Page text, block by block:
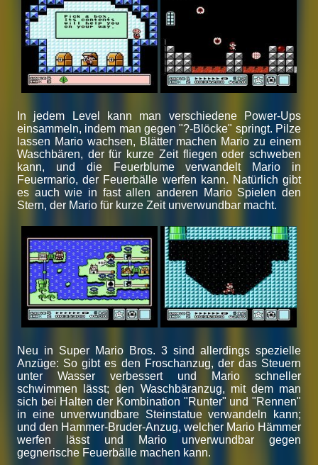
In jedem Level kann man verschiedene Power-Ups
einsammeln, indem man gegen "?-Blöcke" springt. Pilze
lassen Mario wachsen, Blätter machen Mario zu einem
Waschbären, der für kurze Zeit fliegen oder schweben
kann, und die Feuerblume verwandelt Mario in
Feuermario, der Feuerbälle werfen kann. Natürlich gibt
es auch wie in fast allen anderen Mario Spielen den
Stern, der Mario für kurze Zeit unverwundbar macht.
Neu in Super Mario Bros. 3 sind allerdings spezielle
Anzüge: So gibt es den Froschanzug, der das Steuern
unter Wasser verbessert und Mario schneller
schwimmen lässt; den Waschbäranzug, mit dem man
sich bei Halten der Kombination "Runter" und "Rennen"
in eine unverwundbare Steinstatue verwandeln kann;
und den Hammer-Bruder-Anzug, welcher Mario Hämmer
werfen lässt und Mario unverwundbar gegen
gegnerische Feuerbälle machen kann.